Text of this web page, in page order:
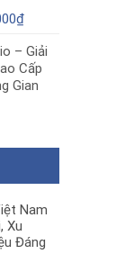
₫Giá
tại
là:
7.500.000₫.
– Giải
Cấp
Gian
Nam
Xu
Đáng